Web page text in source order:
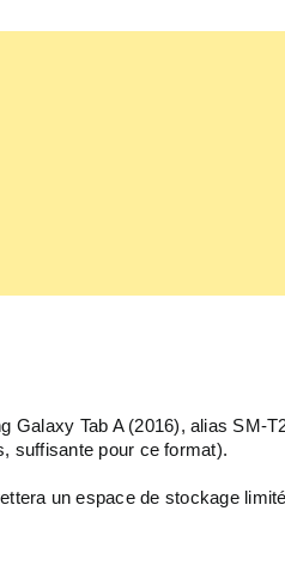
Galaxy Tab A (2016), alias SM-
suffisante pour ce format).
un espace de stockage